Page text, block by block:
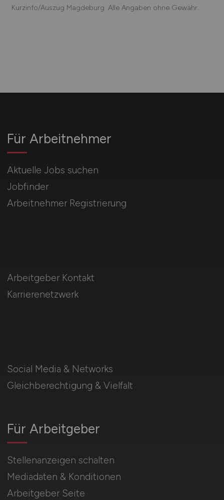
Kurzinfo/Auszug Magdeburg. Alle Angaben ohne Gewähr.
Für Arbeitnehmer
Aktuelle Jobs suchen
Jobfinder
Arbeitnehmer Registrierung
Social Media & Networks
Gleichberechtigung & Vielfalt
Für Arbeitgeber
Stellenanzeigen schalten
Mediadaten & Konditionen
Arbeitgeber Seite
Arbeitgeber Kontakt
Karrierenetzwerk